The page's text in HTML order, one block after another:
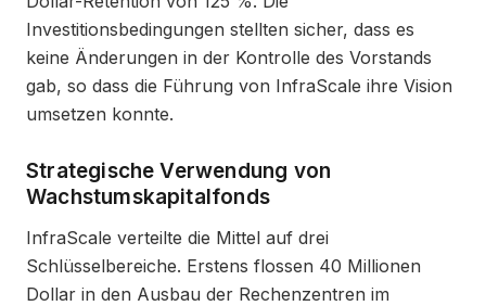
Investitionsbedingungen stellten sicher, dass es
keine Änderungen in der Kontrolle des Vorstands
gab, so dass die Führung von InfraScale ihre Vision
umsetzen konnte.
Strategische Verwendung von
Wachstumskapitalfonds
InfraScale verteilte die Mittel auf drei
Schlüsselbereiche. Erstens flossen 40 Millionen
Dollar in den Ausbau der Rechenzentren im